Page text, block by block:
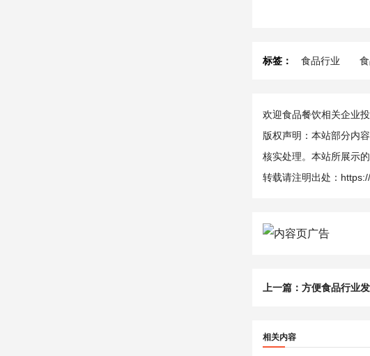
标签： 食品行业
欢迎食品餐饮相关企业
版权声明：本站部分内
核实处理。本站所展示
转载请注明出处：
上一篇： 方便食品行业发
相关内容